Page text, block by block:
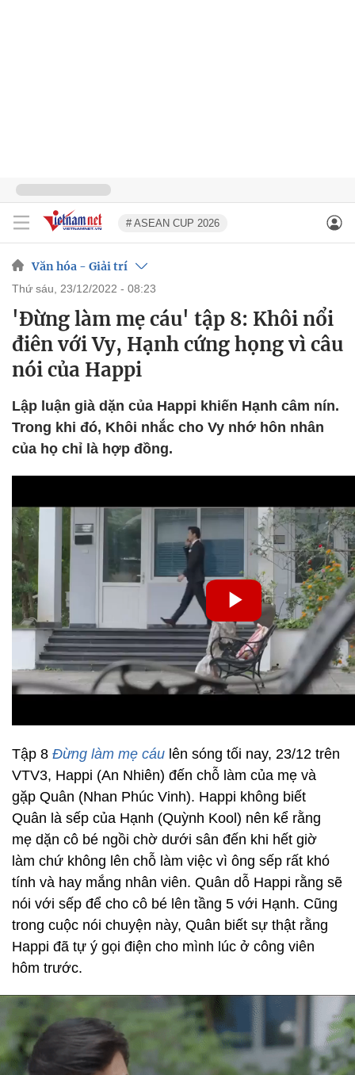
# ASEAN CUP 2026
Văn hóa - Giải trí
thứ sáu, 23/12/2022 - 08:23
'Đừng làm mẹ cáu' tập 8: Khôi nổi
điên với Vy, Hạnh cứng họng vì câu
nói của Happi
Lập luận già dặn của Happi khiến Hạnh câm nín.
Trong khi đó, Khôi nhắc cho Vy nhớ hôn nhân
của họ chỉ là hợp đồng.
Tập 8 Đừng làm mẹ cáu lên sóng tối nay, 23/12 trên
VTV3, Happi (An Nhiên) đến chỗ làm của mẹ và
gặp Quân (Nhan Phúc Vinh). Happi không biết
Quân là sếp của Hạnh (Quỳnh Kool) nên kể rằng
mẹ dặn cô bé ngồi chờ dưới sân đến khi hết giờ
làm chứ không lên chỗ làm việc vì ông sếp rất khó
tính và hay mắng nhân viên. Quân dỗ Happi rằng sẽ
nói với sếp để cho cô bé lên tầng 5 với Hạnh. Cũng
trong cuộc nói chuyện này, Quân biết sự thật rằng
Happi đã tự ý gọi điện cho mình lúc ở công viên
hôm trước.